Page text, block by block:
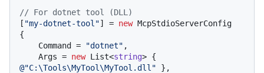
// For dotnet tool (DLL)
[ "my-dotnet-tool"] = new McpStdioServerConfig
{
    Command =
"dotnet" ,
    Args =
new List<string
@"C:\Tools\MyTool\MyTool.dll" },